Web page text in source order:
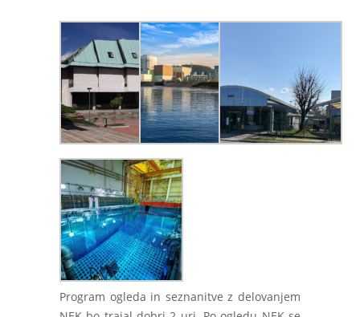
Program ogleda in seznanitve z delovanjem